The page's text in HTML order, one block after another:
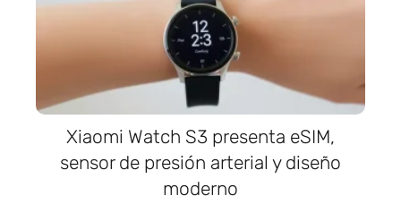
Xiaomi Watch S3 presenta eSIM,
sensor de presión arterial y diseño
moderno